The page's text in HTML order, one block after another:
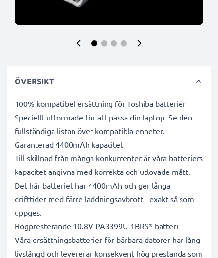
ÖVERSIKT
100% kompatibel ersättning för Toshiba batterier
Speciellt utformade för att passa din laptop. Se den
fullständiga listan över kompatibla enheter.
Garanterad 4400mAh kapacitet
Till skillnad från många konkurrenter är våra batteriers
kapacitet angivna med korrekta och utlovade mått.
Det här batteriet har 4400mAh och ger långa
drifttider med färre laddningsavbrott - exakt så som
uppges.
Högpresterande 10.8V PA3399U-1BRS* batteri
Våra ersättningsbatterier för bärbara datorer har lång
livslängd och levererar konsekvent hög prestanda som